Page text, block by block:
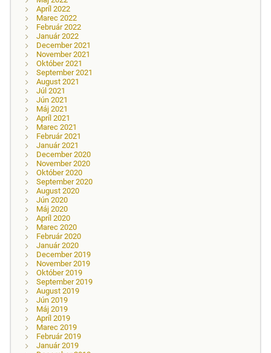
Apríl 2022
Marec 2022
Február 2022
Január 2022
December 2021
November 2021
Október 2021
September 2021
August 2021
Júl 2021
Jún 2021
Máj 2021
Apríl 2021
Marec 2021
Február 2021
Január 2021
December 2020
November 2020
Október 2020
September 2020
August 2020
Jún 2020
Máj 2020
Apríl 2020
Marec 2020
Február 2020
Január 2020
December 2019
November 2019
Október 2019
September 2019
August 2019
Jún 2019
Máj 2019
Apríl 2019
Marec 2019
Február 2019
Január 2019